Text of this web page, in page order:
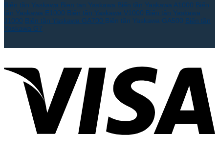
Biến tần Yaskawa Bien tan Yaskawa Biến tần Yaskawa A1000 Biến
tần Yaskawa E1000 Biến tần Yaskawa V1000 Biến tần Yaskawa
J1000 Biến tần Yaskawa GA700 Biến tần Yaskawa GA500 Biến tần
Yaskawa G7